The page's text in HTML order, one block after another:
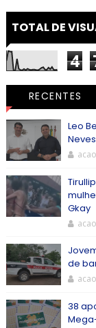
TOTAL DE
4
RECENTES
Leo
Gkay
de
38